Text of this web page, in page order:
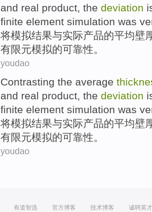
and real product, the deviation
finite element simulation was
将模拟结果与实际产品的平均壁
有限元模拟的可靠性。
youdao
Contrasting the average
and real product, the deviation
finite element simulation was
将模拟结果与实际产品的平均壁
有限元模拟的可靠性。
youdao
有道智选 官方博客 技术博客 诚聘英才